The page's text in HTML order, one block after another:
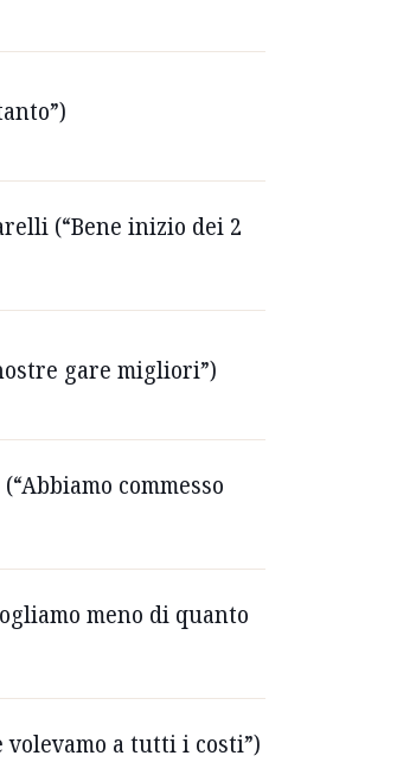
(“Bene inizio dei 2
gare migliori”)
commesso
meno di quanto
volevamo a tutti i costi”)